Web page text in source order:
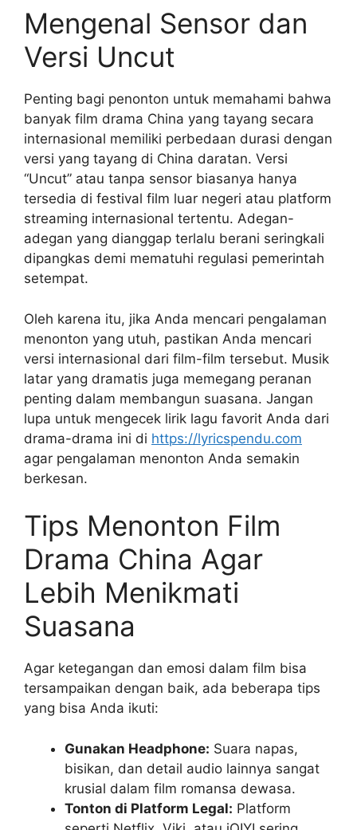
Mengenal Sensor dan
Versi Uncut
Penting bagi penonton untuk memahami bahwa
banyak film drama China yang tayang secara
internasional memiliki perbedaan durasi dengan
versi yang tayang di China daratan. Versi
“Uncut” atau tanpa sensor biasanya hanya
tersedia di festival film luar negeri atau platform
streaming internasional tertentu. Adegan-
adegan yang dianggap terlalu berani seringkali
dipangkas demi mematuhi regulasi pemerintah
setempat.
Oleh karena itu, jika Anda mencari pengalaman
menonton yang utuh, pastikan Anda mencari
versi internasional dari film-film tersebut. Musik
latar yang dramatis juga memegang peranan
penting dalam membangun suasana. Jangan
lupa untuk mengecek lirik lagu favorit Anda dari
drama-drama ini di https://lyricspendu.com
agar pengalaman menonton Anda semakin
berkesan.
Tips Menonton Film
Drama China Agar
Lebih Menikmati
Suasana
Agar ketegangan dan emosi dalam film bisa
tersampaikan dengan baik, ada beberapa tips
yang bisa Anda ikuti:
Gunakan Headphone: Suara napas,
bisikan, dan detail audio lainnya sangat
krusial dalam film romansa dewasa.
Tonton di Platform Legal: Platform